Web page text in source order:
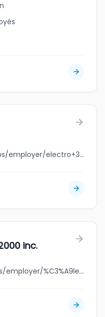
jobbank.gc.ca/browsejobs/employer/electro+360/ca
inc.
jobbank.gc.ca/browsejobs/employer/%C3%A9lectro+alarme+2000+inc./ca